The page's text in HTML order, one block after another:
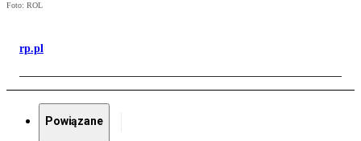
Foto: ROL
rp.pl
Powiązane